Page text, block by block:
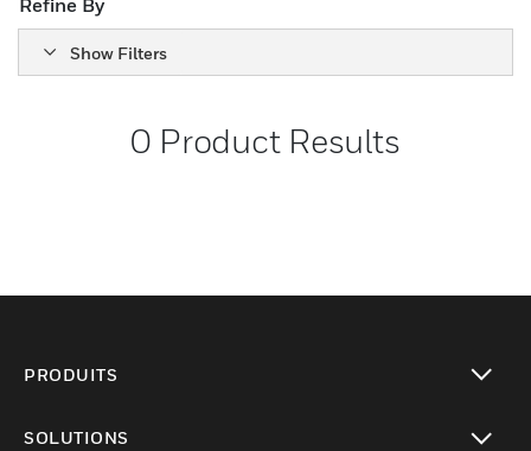
Refine By
Show Filters
0 Product Results
PRODUITS
SOLUTIONS